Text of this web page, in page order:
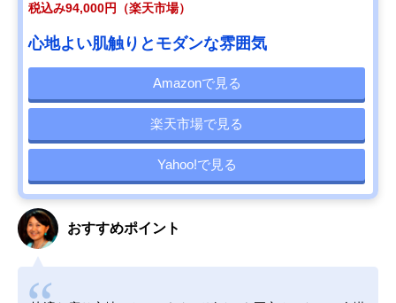
税込み94,000円（楽天市場）
心地よい肌触りとモダンな雰囲気
Amazonで見る
楽天市場で見る
Yahoo!で見る
おすすめポイント